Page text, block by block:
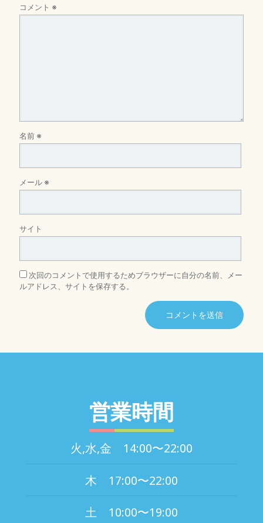
コメント ※
名前 ※
メール ※
サイト
次回のコメントで使用するためブラウザーに自分の名前、メー
ルアドレス、サイトを保存する。
営業時間
火,水,金 14:00〜22:00
木 17:00〜22:00
土 10:00〜19:00